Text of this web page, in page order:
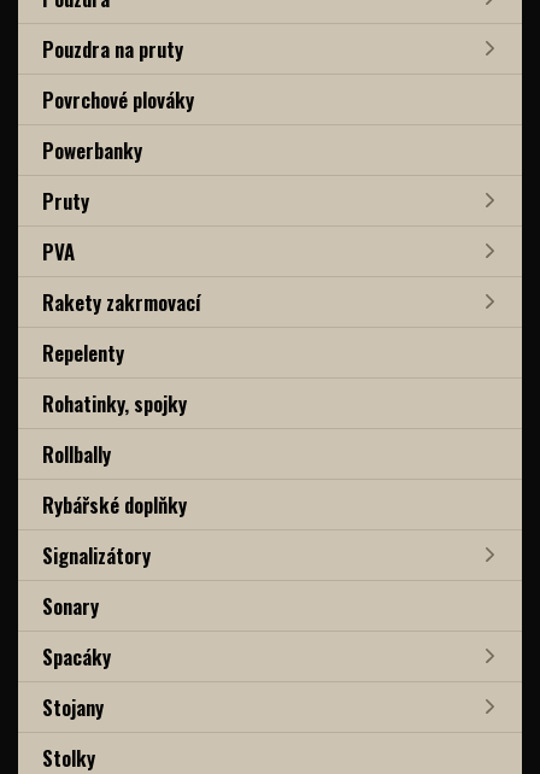
Pouzdra na pruty
Povrchové plováky
Powerbanky
Pruty
PVA
Rakety zakrmovací
Repelenty
Rohatinky, spojky
Rollbally
Rybářské doplňky
Signalizátory
Sonary
Spacáky
Stojany
Stolky